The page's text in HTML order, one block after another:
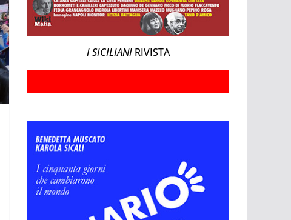
I SICILIANI RIVISTA